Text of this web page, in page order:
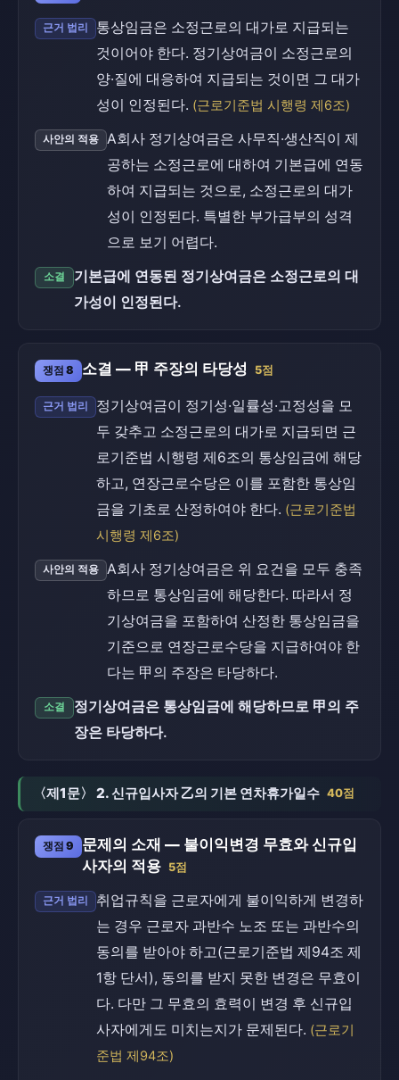
근거 법리
통상임금은 소정근로의 대가로 지급되는
것이어야 한다. 정기상여금이 소정근로의
양·질에 대응하여 지급되는 것이면 그 대가
성이 인정된다. (근로기준법 시행령 제6조)
사안의 적용
A회사 정기상여금은 사무직·생산직이 제
공하는 소정근로에 대하여 기본급에 연동
하여 지급되는 것으로, 소정근로의 대가
성이 인정된다. 특별한 부가급부의 성격
으로 보기 어렵다.
소결
기본급에 연동된 정기상여금은 소정근로의 대
가성이 인정된다.
쟁점 8 소결 — 甲 주장의 타당성 5점
근거 법리
정기상여금이 정기성·일률성·고정성을 모
두 갖추고 소정근로의 대가로 지급되면 근
로기준법 시행령 제6조의 통상임금에 해당
하고, 연장근로수당은 이를 포함한 통상임
금을 기초로 산정하여야 한다. (근로기준법
시행령 제6조)
사안의 적용
A회사 정기상여금은 위 요건을 모두 충족
하므로 통상임금에 해당한다. 따라서 정
기상여금을 포함하여 산정한 통상임금을
기준으로 연장근로수당을 지급하여야 한
다는 甲의 주장은 타당하다.
소결
정기상여금은 통상임금에 해당하므로 甲의 주
장은 타당하다.
〈제1문〉 2. 신규입사자 乙의 기본 연차휴가일수 40점
쟁점 9
문제의 소재 — 불이익변경 무효와 신규입
사자의 적용 5점
근거 법리
취업규칙을 근로자에게 불이익하게 변경하
는 경우 근로자 과반수 노조 또는 과반수의
동의를 받아야 하고(근로기준법 제94조 제
1항 단서), 동의를 받지 못한 변경은 무효이
다. 다만 그 무효의 효력이 변경 후 신규입
사자에게도 미치는지가 문제된다. (근로기
준법 제94조)